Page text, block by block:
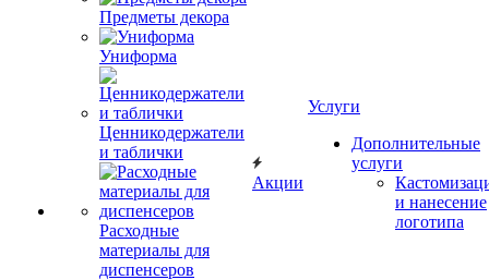
Предметы декора
Униформа
Ценникодержатели
и таблички
Расходные
материалы для
диспенсеров
Акции
Услуги
Дополнительные
услуги
и нанесение
логотипа